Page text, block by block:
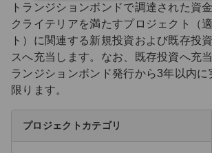
トランジションボンドで調達された資
クライテリアを満たすプロジェクト（
ト）に関連する新規投資および既存投
スへ充当します。なお、既存投資へ充
ランジションボンド発行から3年以内に
限ります。
プロジェクトカテゴリ